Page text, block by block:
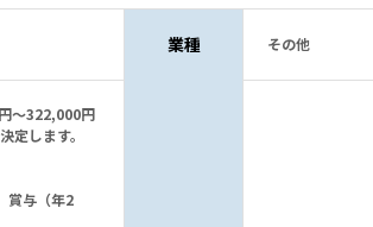
業種 その他
～322,000円
定します。
賞与（年2